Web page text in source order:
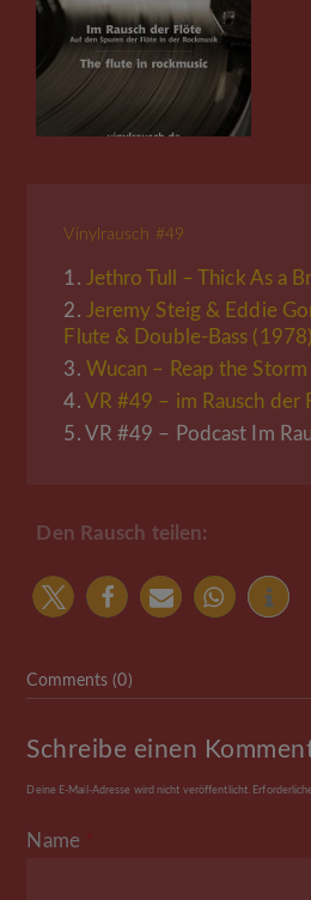
Vinylrausch #49
1. Jethro Tull – Thick As a
2. Jeremy Steig & Eddie
Flute & Double-Bass (1978)
3. Wucan – Reap the
4. VR #49 – im Rausch der
5. VR #49 – Podcast Im
Den Rausch teilen:
Comments (0)
Schreibe einen
Deine E-Mail-Adresse wird nicht veröffentlicht.
Name